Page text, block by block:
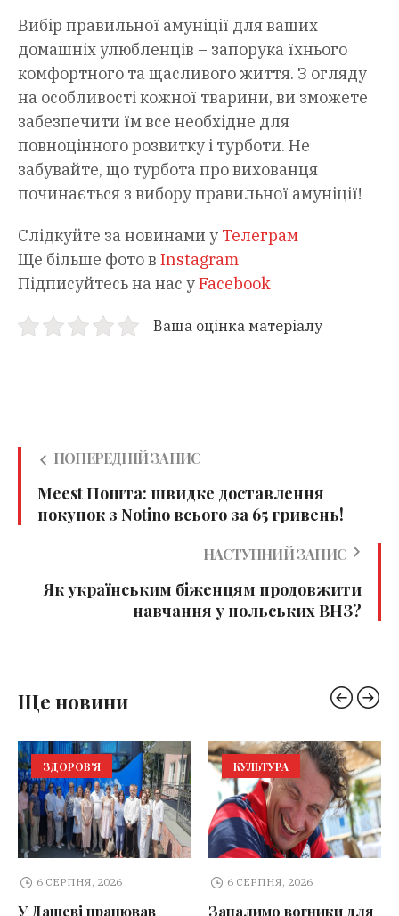
Вибір правильної амуніції для ваших
домашніх улюбленців – запорука їхнього
комфортного та щасливого життя. З огляду
на особливості кожної тварини, ви зможете
забезпечити їм все необхідне для
повноцінного розвитку і турботи. Не
забувайте, що турбота про вихованця
починається з вибору правильної амуніції!
Слідкуйте за новинами у Телеграм
Ще більше фото в Instagram
Підписуйтесь на нас уFacebook
Ваша оцінка матеріалу
ПОПЕРЕДНІЙ ЗАПИС
Meest Пошта: швидке доставлення
покупок з Notino всього за 65 гривень!
НАСТУПНИЙ ЗАПИС
Як українським біженцям продовжити
навчання у польських ВНЗ?
Ще новини
ЗДОРОВ'Я
6 СЕРПНЯ, 2026
У Дашеві працював
КУЛЬТУРА
6 СЕРПНЯ, 2026
Запалимо вогники для